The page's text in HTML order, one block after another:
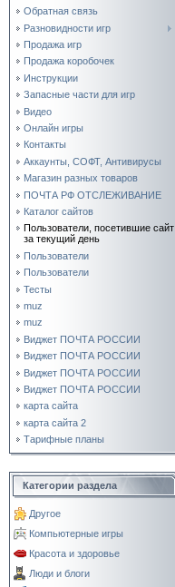
Обратная связь
Разновидности игр
Продажа игр
Продажа коробочек
Инструкции
Запасные части для игр
Видео
Онлайн игры
Контакты
Аккаунты, СОФТ, Антивирусы
Магазин разных товаров
ПОЧТА РФ ОТСЛЕЖИВАНИЕ
Каталог сайтов
Пользователи, посетившие сайт
за текущий день
Пользователи
Пользователи
Тесты
muz
muz
Виджет ПОЧТА РОССИИ
Виджет ПОЧТА РОССИИ
Виджет ПОЧТА РОССИИ
Виджет ПОЧТА РОССИИ
карта сайта
карта сайта 2
Тарифные планы
Категории раздела
Другое
Компьютерные игры
Красота и здоровье
Люди и блоги